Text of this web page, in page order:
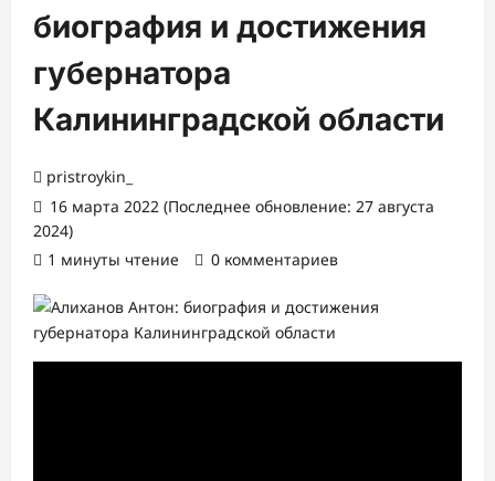
биография и достижения
губернатора
Калининградской области
pristroykin_
16 марта 2022 (Последнее обновление: 27 августа
2024)
1 минуты чтение
0 комментариев